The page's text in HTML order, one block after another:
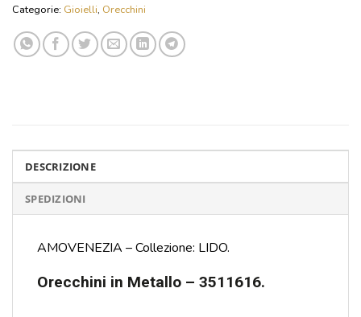
Categorie: Gioielli, Orecchini
DESCRIZIONE
SPEDIZIONI
AMOVENEZIA – Collezione: LIDO.
Orecchini in Metallo – 3511616.